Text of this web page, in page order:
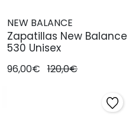
NEW BALANCE
Zapatillas New Balance
530 Unisex
96,00€ 120,0€